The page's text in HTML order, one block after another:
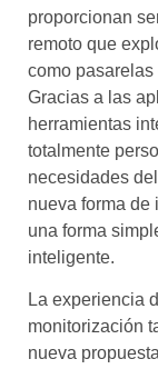
proporcionan
remoto que
como pasarelas
Gracias a las
herramientas
totalmente
necesidades
nueva forma de
una forma
inteligente.
La experiencia
monitorización
nueva